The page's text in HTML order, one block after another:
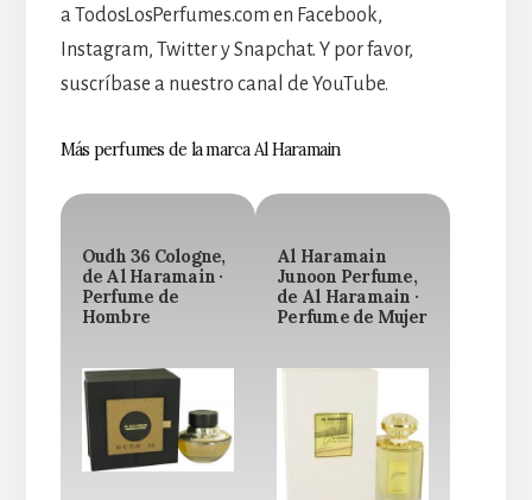
a TodosLosPerfumes.com en Facebook,
Instagram, Twitter y Snapchat. Y por favor,
suscríbase a nuestro canal de YouTube.
Más perfumes de la marca Al Haramain
Oudh 36 Cologne,
de Al Haramain ·
Perfume de
Hombre
Al Haramain
Junoon Perfume,
de Al Haramain ·
Perfume de Mujer